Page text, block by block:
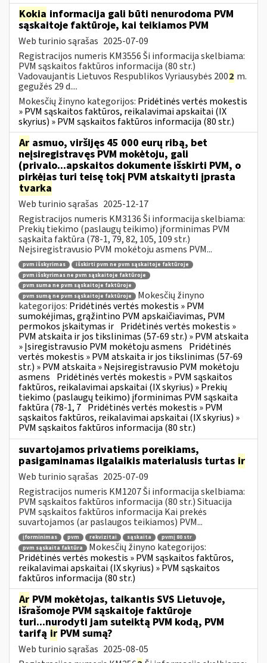
Kokia informacija gali būti nenurodoma PVM
sąskaitoje faktūroje, kai teikiamos PVM
Web turinio sąrašas 2025-07-09
Registracijos numeris KM3556 Ši informacija skelbiama:
PVM sąskaitos faktūros informacija (80 str.)
Vadovaujantis Lietuvos Respublikos Vyriausybės 2002 m.
gegužės 29 d....
Mokesčių žinyno kategorijos: Pridėtinės vertės mokestis
» PVM sąskaitos faktūros, reikalavimai apskaitai (IX
skyrius) » PVM sąskaitos faktūros informacija (80 str.)
Ar asmuo, viršijęs 45 000 eurų ribą, bet
neįsiregistravęs PVM mokėtoju, gali
(privalo...apskaitos dokumente išskirti PVM, o
pirkėjas turi teisę tokį PVM atskaityti įprasta
tvarka
Web turinio sąrašas 2025-12-17
Registracijos numeris KM3136 Ši informacija skelbiama:
Prekių tiekimo (paslaugų teikimo) įforminimas PVM
sąskaita faktūra (78-1, 79, 82, 105, 109 str.)
Neįsiregistravusio PVM mokėtoju asmens PVM...
pvm išskyrimas
išskirti pvm ne pvm sąskaitoje faktūroje
pvm išskyrimas ne pvm sąskaitoje faktūroje
pvm suma ne pvm sąskaitoje faktūroje
pvm sumą ne pvm sąskaitoje faktūroje
Mokesčių žinyno
kategorijos: Pridėtinės vertės mokestis » PVM
sumokėjimas, grąžintino PVM apskaičiavimas, PVM
permokos įskaitymas ir Pridėtinės vertės mokestis »
PVM atskaita ir jos tikslinimas (57-69 str.) » PVM atskaita
» Įsiregistravusio PVM mokėtoju asmens Pridėtinės
vertės mokestis » PVM atskaita ir jos tikslinimas (57-69
str.) » PVM atskaita » Neįsiregistravusio PVM mokėtoju
asmens Pridėtinės vertės mokestis » PVM sąskaitos
faktūros, reikalavimai apskaitai (IX skyrius) » Prekių
tiekimo (paslaugų teikimo) įforminimas PVM sąskaita
faktūra (78-1, 7 Pridėtinės vertės mokestis » PVM
sąskaitos faktūros, reikalavimai apskaitai (IX skyrius) »
PVM sąskaitos faktūros informacija (80 str.)
suvartojamos privatiems poreikiams,
pasigaminamas ilgalaikis materialusis turtas ir
Web turinio sąrašas 2025-07-09
Registracijos numeris KM1207 Ši informacija skelbiama:
PVM sąskaitos faktūros informacija (80 str.) Situacija
PVM sąskaitos faktūros informacija Kai prekės
suvartojamos (ar paslaugos teikiamos) PVM...
įforminimas pvm rekvizitai sąskaita
pvmį 80 str
pvm sąskaita faktūra
Mokesčių žinyno kategorijos:
Pridėtinės vertės mokestis » PVM sąskaitos faktūros,
reikalavimai apskaitai (IX skyrius) » PVM sąskaitos
faktūros informacija (80 str.)
Ar PVM mokėtojas, taikantis SVS Lietuvoje,
išrašomoje PVM sąskaitoje faktūroje
turi...nurodyti jam suteiktą PVM kodą, PVM
tarifą ir PVM sumą?
Web turinio sąrašas 2025-08-05